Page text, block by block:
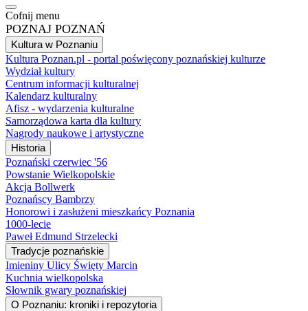
Cofnij menu
POZNAJ POZNAŃ
Kultura w Poznaniu
Kultura Poznan.pl - portal poświęcony poznańskiej kulturze
Wydział kultury
Centrum informacji kulturalnej
Kalendarz kulturalny
Afisz - wydarzenia kulturalne
Samorządowa karta dla kultury
Nagrody naukowe i artystyczne
Historia
Poznański czerwiec '56
Powstanie Wielkopolskie
Akcja Bollwerk
Poznańscy Bambrzy
Honorowi i zasłużeni mieszkańcy Poznania
1000-lecie
Paweł Edmund Strzelecki
Tradycje poznańskie
Imieniny Ulicy Święty Marcin
Kuchnia wielkopolska
Słownik gwary poznańskiej
O Poznaniu: kroniki i repozytoria